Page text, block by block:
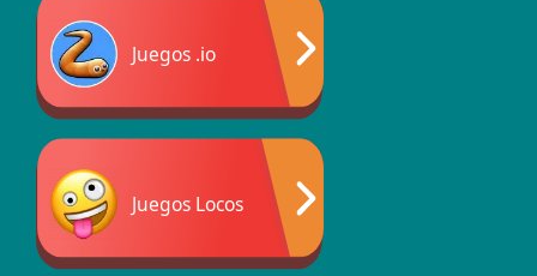
Juegos .io
Juegos Locos